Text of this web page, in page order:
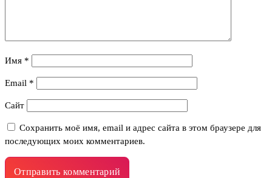
Имя *
Email *
Сайт
Сохранить моё имя, email и адрес сайта в этом браузере для
последующих моих комментариев.